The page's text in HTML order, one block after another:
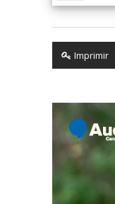
Imprimir